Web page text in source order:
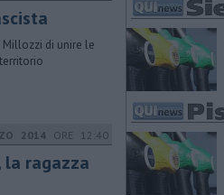
di unire le
2014 ORE 12:40
la ragazza